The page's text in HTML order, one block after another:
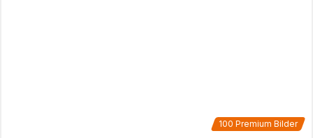
100 Premium Bilder